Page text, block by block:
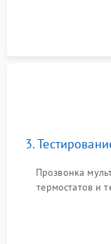
сенсорного блока
3.
Прозвонка
термостатов и
модуля, реле,
индукции).